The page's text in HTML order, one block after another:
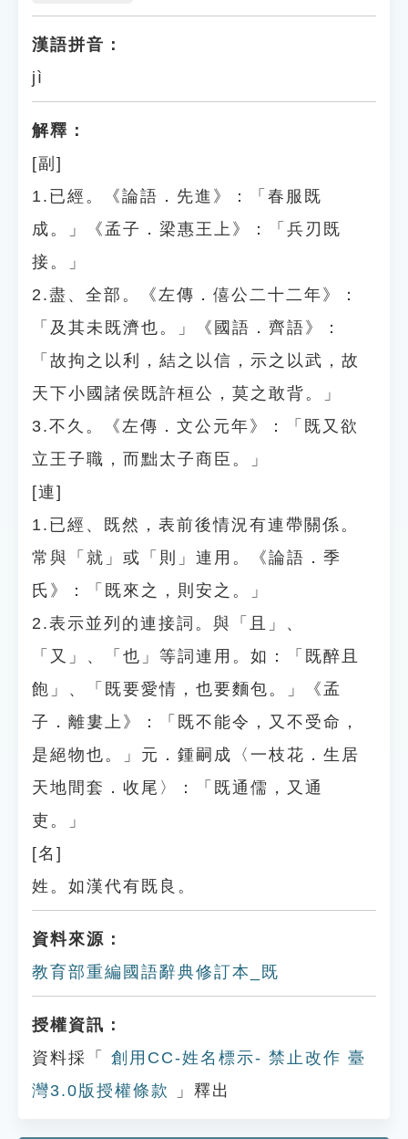
漢語拼音：
jì
解釋：
[副]
1.已經。《論語．先進》：「春服既
成。」《孟子．梁惠王上》：「兵刃既
接。」
2.盡、全部。《左傳．僖公二十二年》：
「及其未既濟也。」《國語．齊語》：
「故拘之以利，結之以信，示之以武，故
天下小國諸侯既許桓公，莫之敢背。」
3.不久。《左傳．文公元年》：「既又欲
立王子職，而黜太子商臣。」
[連]
1.已經、既然，表前後情況有連帶關係。
常與「就」或「則」連用。《論語．季
氏》：「既來之，則安之。」
2.表示並列的連接詞。與「且」、
「又」、「也」等詞連用。如：「既醉且
飽」、「既要愛情，也要麵包。」《孟
子．離婁上》：「既不能令，又不受命，
是絕物也。」元．鍾嗣成〈一枝花．生居
天地間套．收尾〉：「既通儒，又通
吏。」
[名]
姓。如漢代有既良。
資料來源：
教育部重編國語辭典修訂本_既
授權資訊：
資料採「
創用CC-姓名標示- 禁止改作 臺
灣3.0版授權條款
」釋出